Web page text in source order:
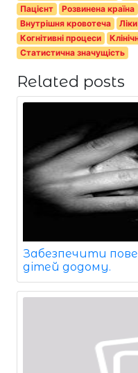
Пацієнт
Розвинена країна
Внутрішня кровотеча
Ліки
Когнітивні процеси
Статистична значущість
Related posts
Забезпечити
дітей додому.